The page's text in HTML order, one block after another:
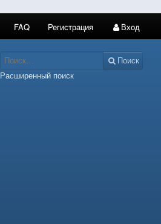
FAQ Регистрация Вход
Поиск
Расширенный поиск